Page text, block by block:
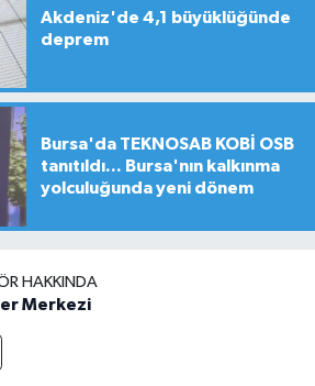
Akdeniz'de 4,1 büyüklüğünde
deprem
Bursa'da TEKNOSAB KOBİ OSB
tanıtıldı... Bursa'nın kalkınma
yolculuğunda yeni dönem
HAKKINDA
Merkezi